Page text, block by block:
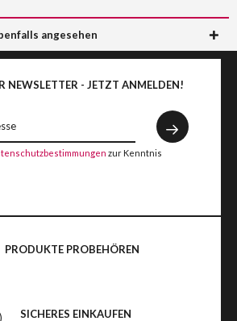
angesehen
NEWSLETTER - JETZT ANMELDEN!
zur Kenntnis
PRODUKTE PROBEHÖREN
SICHERES EINKAUFEN